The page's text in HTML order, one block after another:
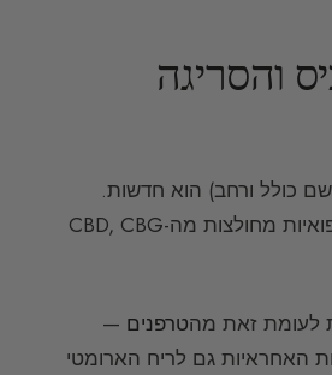
והסריגה
כולל ורחב) הוא חדשות.
תכונותיו הקוסמטיות והרפואיות מחולצות מה-CBD, CBG
לעומת זאת מהטרפנים —
האחראיות גם לריח הארומטי